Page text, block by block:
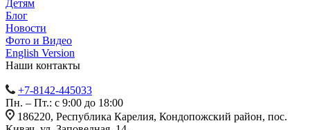
Детям
Блог
Новости
Фото и Видео
English Version
Наши контакты
+7-8142-445033
Пн. – Пт.: с 9:00 до 18:00
186220, Республика Карелия, Кондопожский район, пос.